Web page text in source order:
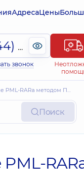
АдресаЦены
(044) 495-2-888
звонок
PML-RARа методом ПЦР
Поиск